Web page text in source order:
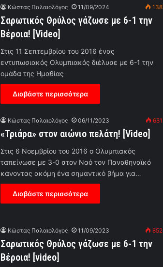
Κώστας Παλαιολόγος 11/09/2024 138
Σαρωτικός Θρύλος γάζωσε με 6-1 την
Βέροια! [Video]
Στις 11 Σεπτεμβρίου του 2016 ένας
εντυπωσιακός Ολυμπιακός διέλυσε με 6-1 την
ομάδα της Ημαθίας
Διαβάστε περισσότερα
Κώστας Παλαιολόγος 06/11/2023 681
«Τριάρα» στον αιώνιο πελάτη! [Video]
Στις 6 Νοεμβρίου του 2016 ο Ολυμπιακός
ταπείνωσε με 3-0 στον Ναό τον Παναθηναϊκό
κάνοντας ακόμη ένα σημαντικό βήμα για…
Διαβάστε περισσότερα
Κώστας Παλαιολόγος 11/09/2023 852
Σαρωτικός Θρύλος γάζωσε με 6-1 την
Βέροια! [video]